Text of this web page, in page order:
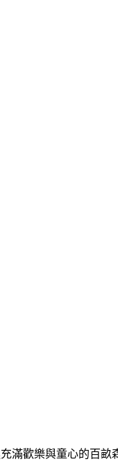
滿歡樂與童心的百